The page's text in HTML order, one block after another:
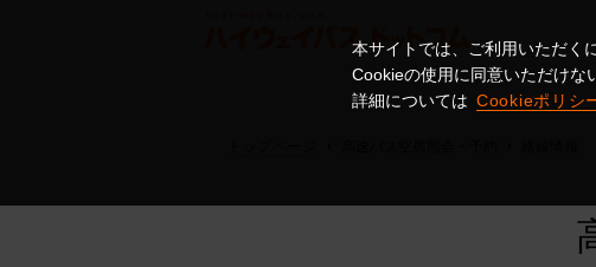
本サイトでは、ご利用いただく
Cookieの使用に同意いただけな
詳細については Cookieポリシ